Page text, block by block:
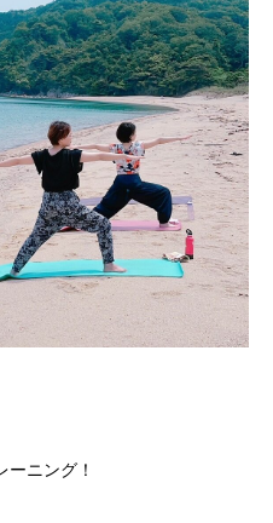
ーニング！